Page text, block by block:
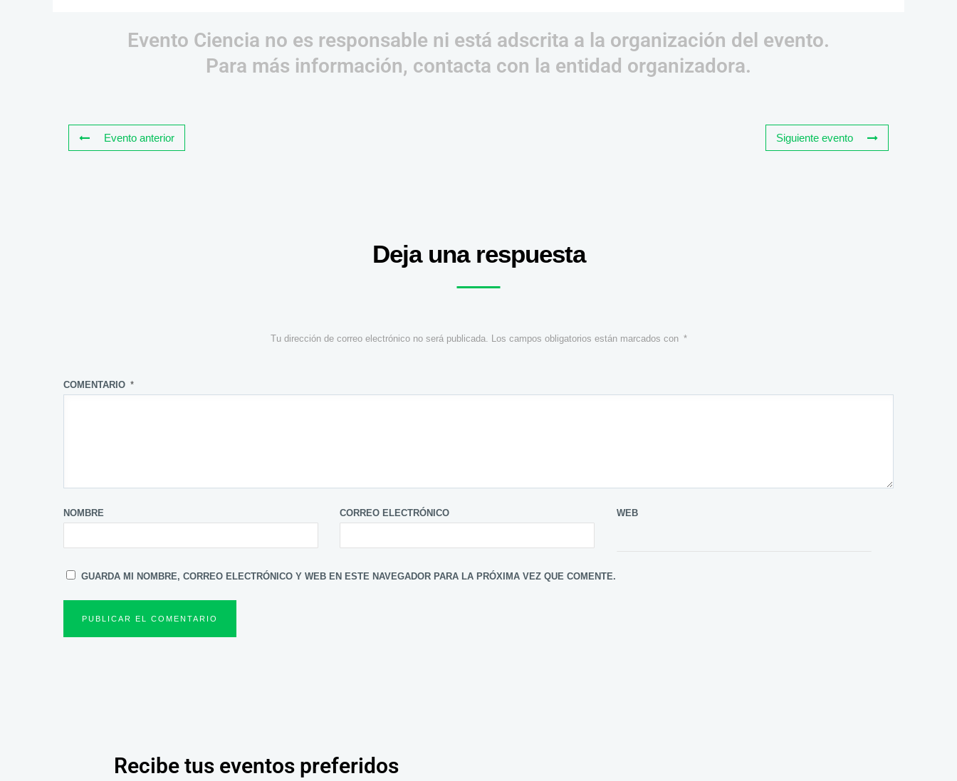
Evento Ciencia no es responsable ni está adscrita a la organización del evento.
Para más información, contacta con la entidad organizadora.
Evento anterior Siguiente evento
Deja una respuesta
Tu dirección de correo electrónico no será publicada. Los campos obligatorios están marcados con *
COMENTARIO *
NOMBRE CORREO ELECTRÓNICO WEB
GUARDA MI NOMBRE, CORREO ELECTRÓNICO Y WEB EN ESTE NAVEGADOR PARA LA PRÓXIMA VEZ QUE COMENTE.
Recibe tus eventos preferidos